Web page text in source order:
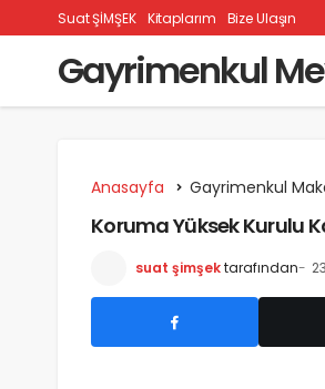
Suat ŞİMŞEK Kitaplarım Bize Ulaşın
Gayrimenkul
Anasayfa Gayrimenkul
Koruma Yüksek Kurulu
suat şimşektarafından